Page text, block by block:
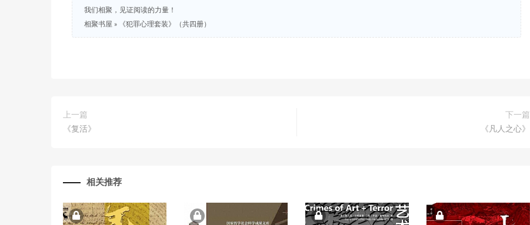
我们相聚，见证阅读的力量！
相聚书屋 » 《犯罪心理套装》（共四册）
上一篇
《复活》
下一篇
《凡人之心》
相关推荐